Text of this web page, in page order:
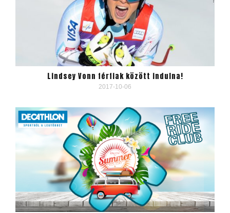
Lindsey Vonn férfiak között indulna!
2017-10-06